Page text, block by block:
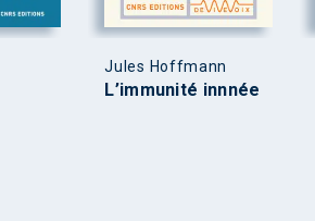
Jules Hoffmann
L’immunité innnée